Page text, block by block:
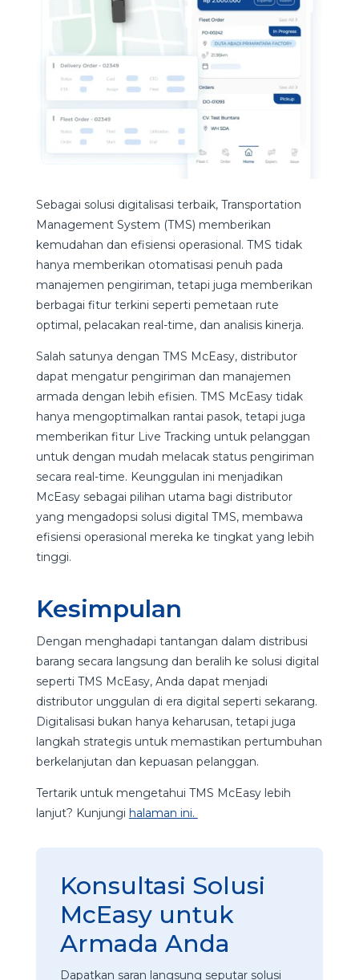
Sebagai solusi digitalisasi terbaik, Transportation
Management System (TMS) memberikan
kemudahan dan efisiensi operasional. TMS tidak
hanya memberikan otomatisasi penuh pada
manajemen pengiriman, tetapi juga memberikan
berbagai fitur terkini seperti pemetaan rute
optimal, pelacakan real-time, dan analisis kinerja.
Salah satunya dengan TMS McEasy, distributor
dapat mengatur pengiriman dan manajemen
armada dengan lebih efisien. TMS McEasy tidak
hanya mengoptimalkan rantai pasok, tetapi juga
memberikan fitur Live Tracking untuk pelanggan
untuk dengan mudah melacak status pengiriman
secara real-time. Keunggulan ini menjadikan
McEasy sebagai pilihan utama bagi distributor
yang mengadopsi solusi digital TMS, membawa
efisiensi operasional mereka ke tingkat yang lebih
tinggi.
Kesimpulan
Dengan menghadapi tantangan dalam distribusi
barang secara langsung dan beralih ke solusi digital
seperti TMS McEasy, Anda dapat menjadi
distributor unggulan di era digital seperti sekarang.
Digitalisasi bukan hanya keharusan, tetapi juga
langkah strategis untuk memastikan pertumbuhan
berkelanjutan dan kepuasan pelanggan.
Tertarik untuk mengetahui TMS McEasy lebih
lanjut? Kunjungi halaman ini.
Konsultasi Solusi
McEasy untuk
Armada Anda
Dapatkan saran langsung seputar solusi